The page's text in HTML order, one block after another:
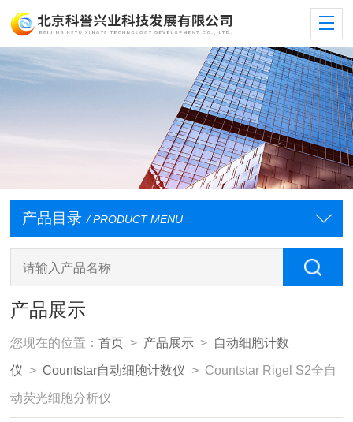
产品目录 / PRODUCT MENU
产品展示
您现在的位置：首页 > 产品展示 > 自动细胞计数
仪 >Countstar自动细胞计数仪 > Countstar Rigel S2全自
动荧光细胞分析仪